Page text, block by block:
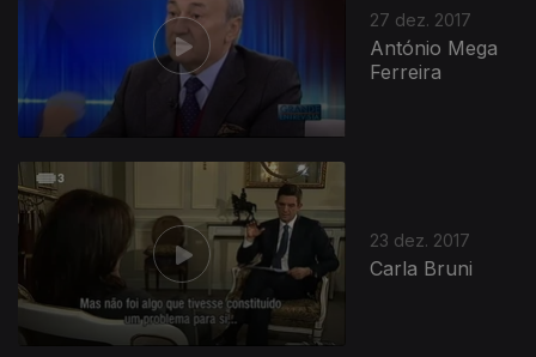
27 dez. 2017
António Mega
Ferreira
23 dez. 2017
Carla Bruni